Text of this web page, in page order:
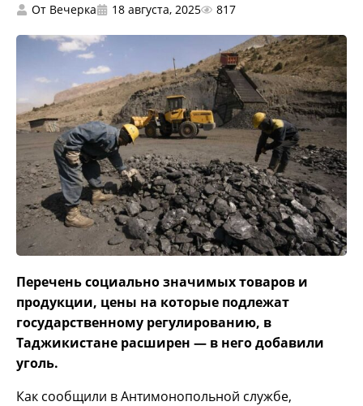
От Вечерка 18 августа, 2025 817
Перечень социально значимых товаров и
продукции, цены на которые подлежат
государственному регулированию, в
Таджикистане расширен — в него добавили
уголь.
Как сообщили в Антимонопольной службе,